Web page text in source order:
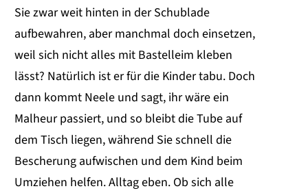
Sie zwar weit hinten in der Schublade
aufbewahren, aber manchmal doch einsetzen,
weil sich nicht alles mit Bastelleim kleben
lässt? Natürlich ist er für die Kinder tabu. Doch
dann kommt Neele und sagt, ihr wäre ein
Malheur passiert, und so bleibt die Tube auf
dem Tisch liegen, während Sie schnell die
Bescherung aufwischen und dem Kind beim
Umziehen helfen. Alltag eben. Ob sich alle